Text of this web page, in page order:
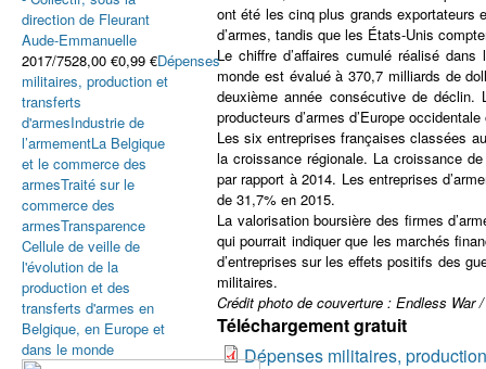
ont été les cinq plus grands exportateurs
d’armes, tandis que les États-Unis
Le chiffre d’affaires cumulé réalisé
monde est évalué à 370,7 milliards de
deuxième année consécutive de
producteurs d’armes d’Europe
Les six entreprises françaises classées
la croissance régionale. La croissance
par rapport à 2014. Les entreprises
de 31,7% en 2015.
La valorisation boursière des firmes
qui pourrait indiquer que les marchés
d’entreprises sur les effets positifs des
militaires.
Crédit photo de couverture : Endless War
Téléchargement gratuit
Dépenses militaires,
direction de Fleurant
Aude-Emmanuelle
2017/7528,00 €0,99 €Dépenses
militaires, production et
transferts
d'armesIndustrie de
l’armementLa Belgique
et le commerce des
armesTraité sur le
commerce des
armesTransparence
Cellule de veille de
l'évolution de la
production et des
transferts d'armes en
Belgique, en Europe et
dans le monde